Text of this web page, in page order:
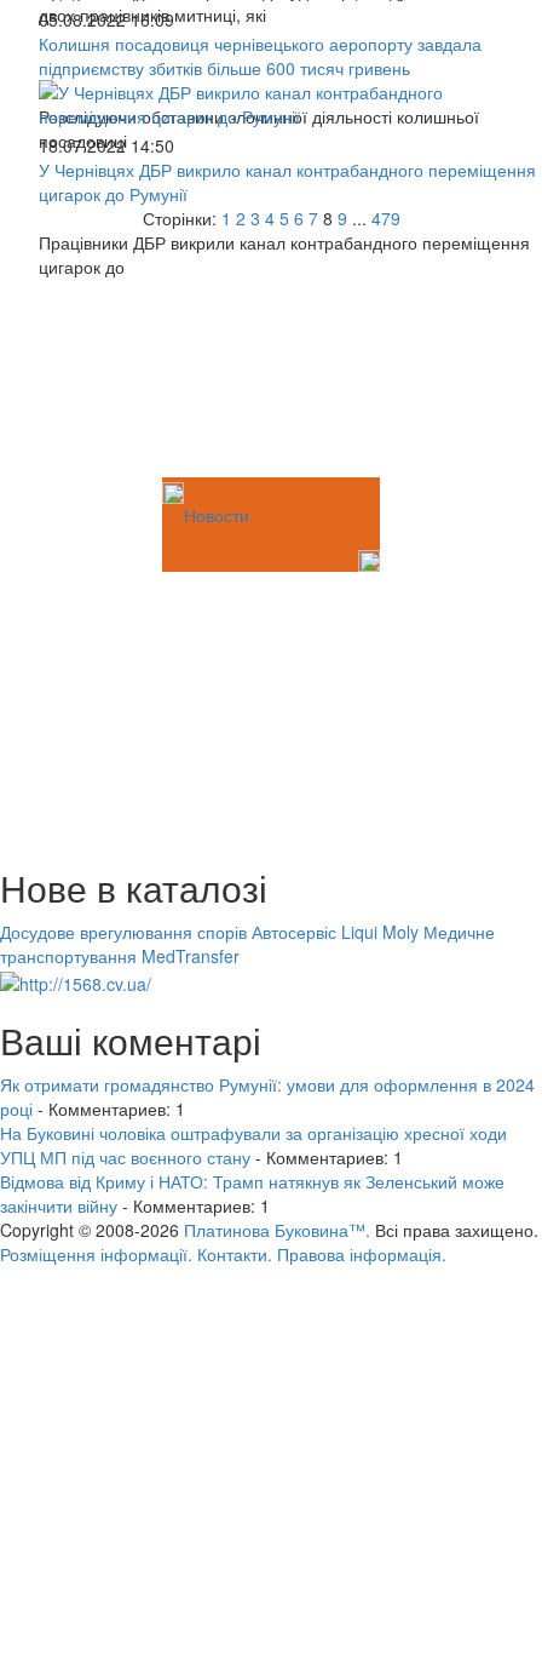
двох працівників митниці, які
05.08.2022 16:09
Колишня посадовиця чернівецького аеропорту завдала
підприємству збитків більше 600 тисяч гривень
Розслідуючи обставини злочинної діяльності колишньої
посадовиці
18.07.2022 14:50
У Чернівцях ДБР викрило канал контрабандного переміщення
цигарок до Румунії
Працівники ДБР викрили канал контрабандного переміщення
цигарок до
Сторінки: 1 2 3 4 5 6 7 8 9 ... 479
Новости
Нове в каталозі
Досудове врегулювання спорів Автосервіс Liqui Moly Медичне
транспортування MedTransfer
Ваші коментарі
Як отримати громадянство Румунії: умови для оформлення в 2024
році - Комментариев: 1
На Буковині чоловіка оштрафували за організацію хресної ходи
УПЦ МП під час воєнного стану - Комментариев: 1
Відмова від Криму і НАТО: Трамп натякнув як Зеленський може
закінчити війну - Комментариев: 1
Copyright © 2008-2026 Платинова Буковина™. Всі права захищено.
Розміщення інформації. Контакти. Правова інформація.